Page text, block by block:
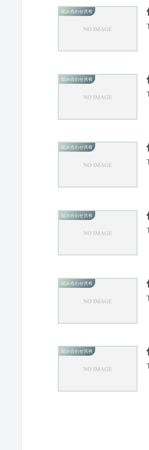
組み合わせ共有
組み合わせ共有
組み合わせ共有
組み合わせ共有
組み合わせ共有
組み合わせ共有